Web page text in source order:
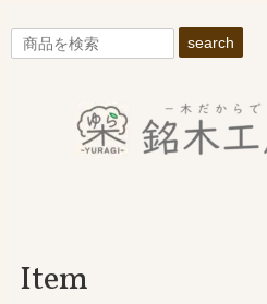
search
Item